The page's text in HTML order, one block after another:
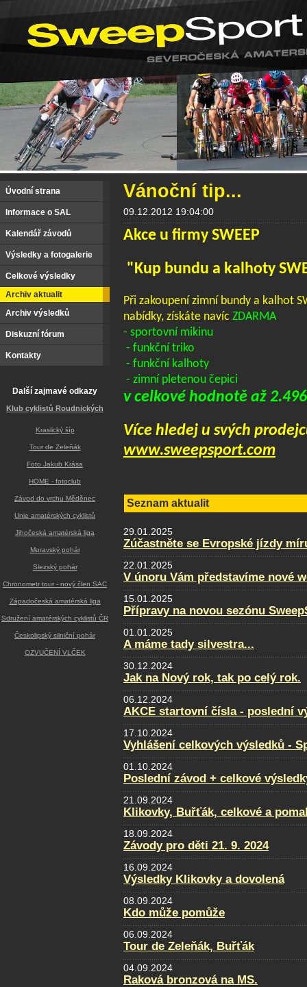
Úvodní strana
Informace o SAL
Kalendář závodů
Výsledky a fotogalerie
Celkové výsledky
Archiv aktualit
Archiv výsledků
Diskuzní fórum
Kontakty
Další zajmavé odkazy
Klub cyklistů Roudnických
Kraslický šíp
Tour de Zeleňák
Foto Jakub Krása
HOME - fotoclub
Závod do vrchu Měděnec
Unie amatérských cyklistů
Jihočeská amatérská liga
Moravský pohár
Slezský pohár
Chronometr tour - nový člen SAC
Západočeská amatérská liga
Sdružení amatérských cyklistů ČR
Českolipský silniční pohár
OZVUČENÍ VLČEK
Vánoční tip...
09.12.2012 19:04:00
Akce u firmy SWEEP
"Kup bundu a kalhoty
Při zakoupení zimní bundy a kalhot
nabídky, získáte navíc ZDARMA
- sportovní mikinu
- funkční triko
- funkční kalhoty
- zimní pletenou čepici
v celkové hodnotě až
Více hledej u svých
www.sweepsport.com
Seznam aktualit
29.01.2025
Zúčastněte se Evropské jízdy
22.01.2025
V únoru Vám představíme nové
15.01.2025
Přípravy na novou sezónu
01.01.2025
A máme tady silvestra...
30.12.2024
Jak na Nový rok, tak po celý rok.
06.12.2024
AKCE startovní čísla - poslední
17.10.2024
Vyhlášení celkových výsledků -
01.10.2024
Poslední závod + celkové
21.09.2024
Klikovky, Buřťák, celkové a
18.09.2024
Závody pro děti 21. 9. 2024
16.09.2024
Výsledky Klikovky a dovolená
08.09.2024
Kdo může pomůže
06.09.2024
Tour de Zeleňák, Buřťák
04.09.2024
Raková bronzová na MS.